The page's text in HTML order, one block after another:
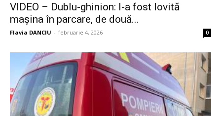
VIDEO – Dublu-ghinion: I-a fost lovită
mașina în parcare, de două...
Flavia DANCIU - februarie 4, 2026 0